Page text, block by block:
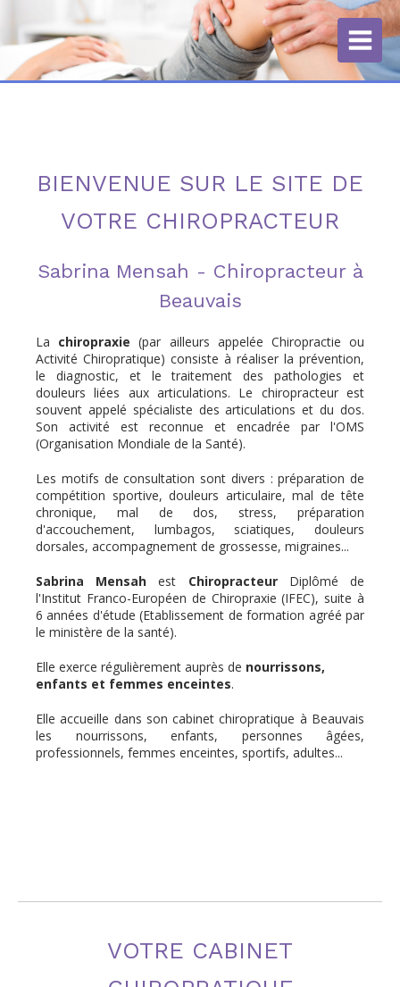
BIENVENUE SUR LE SITE DE
VOTRE CHIROPRACTEUR
Sabrina Mensah - Chiropracteur à
Beauvais
La chiropraxie (par ailleurs appelée Chiropractie ou
Activité Chiropratique) consiste à réaliser la prévention,
le diagnostic, et le traitement des pathologies et
douleurs liées aux articulations. Le chiropracteur est
souvent appelé spécialiste des articulations et du dos.
Son activité est reconnue et encadrée par l'OMS
(Organisation Mondiale de la Santé).
Les motifs de consultation sont divers : préparation de
compétition sportive, douleurs articulaire, mal de tête
chronique, mal de dos, stress, préparation
d'accouchement, lumbagos, sciatiques, douleurs
dorsales, accompagnement de grossesse, migraines...
Sabrina Mensah est Chiropracteur Diplômé de
l'Institut Franco-Européen de Chiropraxie (IFEC), suite à
6 années d'étude (Etablissement de formation agréé par
le ministère de la santé).
Elle exerce régulièrement auprès de nourrissons,
enfants et femmes enceintes.
Elle accueille dans son cabinet chiropratique à Beauvais
les nourrissons, enfants, personnes âgées,
professionnels, femmes enceintes, sportifs, adultes...
VOTRE CABINET